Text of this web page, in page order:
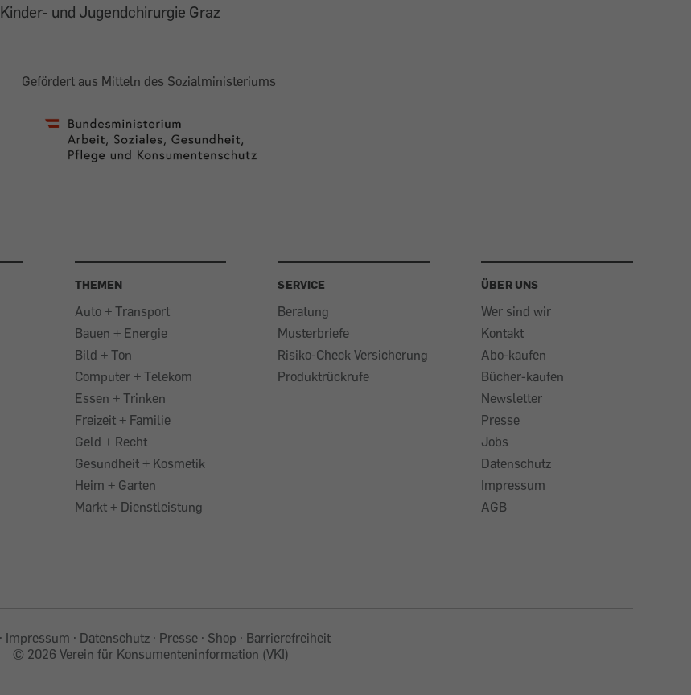
Kinder- und Jugendchirurgie Graz
Gefördert aus Mitteln des Sozialministeriums
THEMEN
Auto + Transport
Bauen + Energie
Bild + Ton
Computer + Telekom
Essen + Trinken
Freizeit + Familie
Geld + Recht
Gesundheit + Kosmetik
Heim + Garten
Markt + Dienstleistung
SERVICE
Beratung
Musterbriefe
Risiko-Check Versicherung
Produktrückrufe
ÜBER UNS
Wer sind wir
Kontakt
Abo-kaufen
Bücher-kaufen
Newsletter
Presse
Jobs
Datenschutz
Impressum
AGB
Impressum Datenschutz Presse Shop
Barrierefreiheit
© 2026 Verein für Konsumenteninformation (VKI)